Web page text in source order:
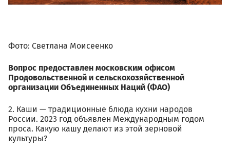
Фото: Светлана Моисеенко
Вопрос предоставлен московским офисом
Продовольственной и сельскохозяйственной
организации Объединенных Наций (ФАО)
2. Каши — традиционные блюда кухни народов
России. 2023 год объявлен Международным годом
проса. Какую кашу делают из этой зерновой
культуры?